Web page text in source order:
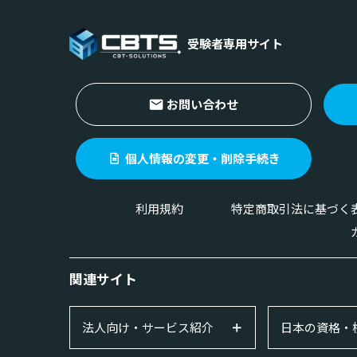
受験者専用サイト
お問い合わせ
個人情報の変更・削除手続き
利用規約 特定商取引法に基づく
関連サイト
法人向け・サービス紹介 日本の資格・